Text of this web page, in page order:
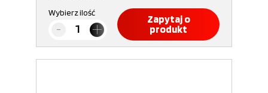
Wybierz ilość
Zapytaj o
produkt